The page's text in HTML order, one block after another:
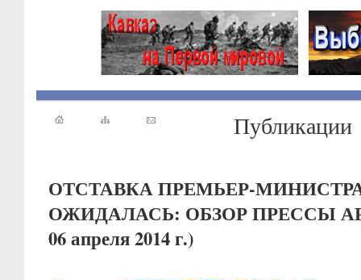
Публикации
ОТСТАВКА ПРЕМЬЕР-
ОЖИДАЛАСЬ: ОБЗОР ПРЕССЫ
06 апреля 2014 г.)